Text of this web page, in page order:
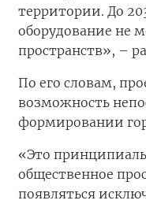
территории. До
оборудование не
пространств», –
По его словам,
возможность
формировании
«Это
общественное
появляться